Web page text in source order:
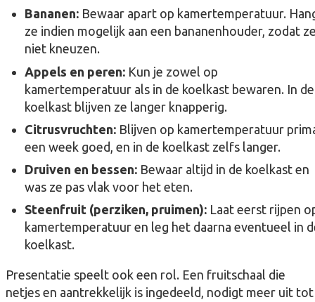
Bananen: Bewaar apart op kamertemperatuur.
ze indien mogelijk aan een bananenhouder, zodat
niet kneuzen.
Appels en peren: Kun je zowel op
kamertemperatuur als in de koelkast bewaren. In de
koelkast blijven ze langer knapperig.
Citrusvruchten: Blijven op kamertemperatuur
een week goed, en in de koelkast zelfs langer.
Druiven en bessen: Bewaar altijd in de koelkast en
was ze pas vlak voor het eten.
Steenfruit (perziken, pruimen): Laat eerst rijpen
kamertemperatuur en leg het daarna eventueel in
koelkast.
Presentatie speelt ook een rol. Een fruitschaal die
netjes en aantrekkelijk is ingedeeld, nodigt meer uit tot